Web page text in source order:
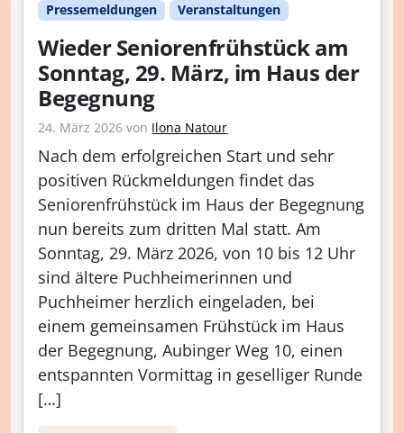
Pressemeldungen Veranstaltungen
Wieder Seniorenfrühstück am
Sonntag, 29. März, im Haus der
Begegnung
24. März 2026 von Ilona Natour
Nach dem erfolgreichen Start und sehr
positiven Rückmeldungen findet das
Seniorenfrühstück im Haus der Begegnung
nun bereits zum dritten Mal statt. Am
Sonntag, 29. März 2026, von 10 bis 12 Uhr
sind ältere Puchheimerinnen und
Puchheimer herzlich eingeladen, bei
einem gemeinsamen Frühstück im Haus
der Begegnung, Aubinger Weg 10, einen
entspannten Vormittag in geselliger Runde
[…]